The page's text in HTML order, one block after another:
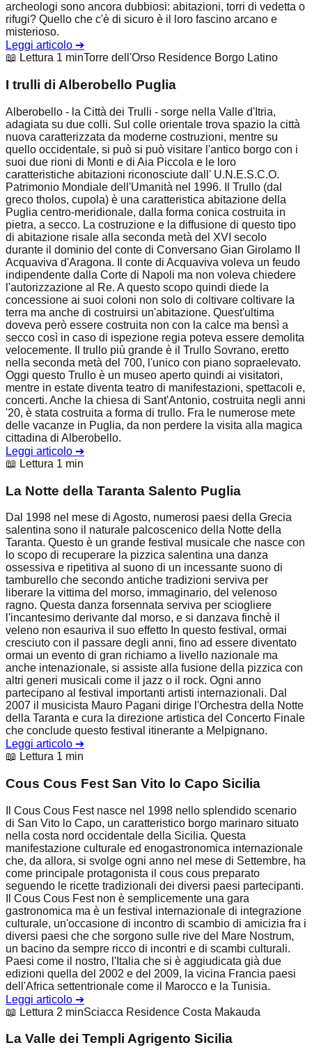
archeologi sono ancora dubbiosi: abitazioni, torri di vedetta o
rifugi? Quello che c'è di sicuro è il loro fascino arcano e
misterioso.
Leggi articolo ➔
📖 Lettura 1 minTorre dell'Orso Residence Borgo Latino
I trulli di Alberobello Puglia
Alberobello - la Città dei Trulli - sorge nella Valle d'Itria,
adagiata su due colli. Sul colle orientale trova spazio la città
nuova caratterizzata da moderne costruzioni, mentre su
quello occidentale, si può si può visitare l'antico borgo con i
suoi due rioni di Monti e di Aia Piccola e le loro
caratteristiche abitazioni riconosciute dall' U.N.E.S.C.O.
Patrimonio Mondiale dell'Umanità nel 1996. Il Trullo (dal
greco tholos, cupola) è una caratteristica abitazione della
Puglia centro-meridionale, dalla forma conica costruita in
pietra, a secco. La costruzione e la diffusione di questo tipo
di abitazione risale alla seconda metà del XVI secolo
durante il dominio del conte di Conversano Gian Girolamo II
Acquaviva d'Aragona. Il conte di Acquaviva voleva un feudo
indipendente dalla Corte di Napoli ma non voleva chiedere
l'autorizzazione al Re. A questo scopo quindi diede la
concessione ai suoi coloni non solo di coltivare coltivare la
terra ma anche di costruirsi un'abitazione. Quest'ultima
doveva però essere costruita non con la calce ma bensì a
secco così in caso di ispezione regia poteva essere demolita
velocemente. Il trullo più grande è il Trullo Sovrano, eretto
nella seconda metà del 700, l'unico con piano sopraelevato.
Oggi questo Trullo è un museo aperto quindi ai visitatori,
mentre in estate diventa teatro di manifestazioni, spettacoli e,
concerti. Anche la chiesa di Sant'Antonio, costruita negli anni
'20, è stata costruita a forma di trullo. Fra le numerose mete
delle vacanze in Puglia, da non perdere la visita alla magica
cittadina di Alberobello.
Leggi articolo ➔
📖 Lettura 1 min
La Notte della Taranta Salento Puglia
Dal 1998 nel mese di Agosto, numerosi paesi della Grecia
salentina sono il naturale palcoscenico della Notte della
Taranta. Questo è un grande festival musicale che nasce con
lo scopo di recuperare la pizzica salentina una danza
ossessiva e ripetitiva al suono di un incessante suono di
tamburello che secondo antiche tradizioni serviva per
liberare la vittima del morso, immaginario, del velenoso
ragno. Questa danza forsennata serviva per sciogliere
l'incantesimo derivante dal morso, e si danzava finchè il
veleno non esauriva il suo effetto In questo festival, ormai
cresciuto con il passare degli anni, fino ad essere diventato
ormai un evento di gran richiamo a livello nazionale ma
anche intenazionale, si assiste alla fusione della pizzica con
altri generi musicali come il jazz o il rock. Ogni anno
partecipano al festival importanti artisti internazionali. Dal
2007 il musicista Mauro Pagani dirige l'Orchestra della Notte
della Taranta e cura la direzione artistica del Concerto Finale
che conclude questo festival itinerante a Melpignano.
Leggi articolo ➔
📖 Lettura 1 min
Cous Cous Fest San Vito lo Capo Sicilia
Il Cous Cous Fest nasce nel 1998 nello splendido scenario
di San Vito lo Capo, un caratteristico borgo marinaro situato
nella costa nord occidentale della Sicilia. Questa
manifestazione culturale ed enogastronomica internazionale
che, da allora, si svolge ogni anno nel mese di Settembre, ha
come principale protagonista il cous cous preparato
seguendo le ricette tradizionali dei diversi paesi partecipanti.
Il Cous Cous Fest non è semplicemente una gara
gastronomica ma è un festival internazionale di integrazione
culturale, un'occasione di incontro di scambio di amicizia fra i
diversi paesi che che sorgono sulle rive del Mare Nostrum,
un bacino da sempre ricco di incontri e di scambi culturali.
Paesi come il nostro, l'Italia che si è aggiudicata già due
edizioni quella del 2002 e del 2009, la vicina Francia paesi
dell'Africa settentrionale come il Marocco e la Tunisia.
Leggi articolo ➔
📖 Lettura 2 minSciacca Residence Costa Makauda
La Valle dei Templi Agrigento Sicilia